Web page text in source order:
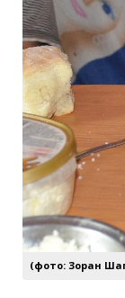
(фото: Зоран